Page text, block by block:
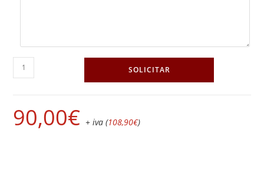
SOLICITAR
90,00€ + iva (108,90€)